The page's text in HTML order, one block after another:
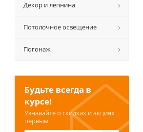
Декор и лепнина
Потолочное освещение
Погонаж
Будьте всегда в
курсе!
Узнавайте о скидках и акциях
первым